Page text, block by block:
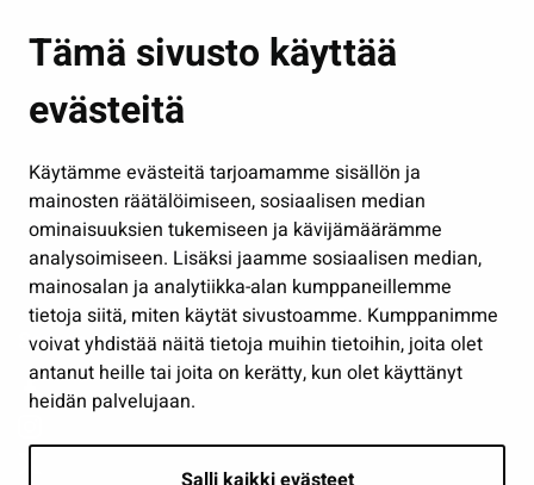
Tämä sivusto käyttää
evästeitä
Käytämme evästeitä tarjoamamme sisällön ja
mainosten räätälöimiseen, sosiaalisen median
ominaisuuksien tukemiseen ja kävijämäärämme
analysoimiseen. Lisäksi jaamme sosiaalisen median,
mainosalan ja analytiikka-alan kumppaneillemme
tietoja siitä, miten käytät sivustoamme. Kumppanimme
voivat yhdistää näitä tietoja muihin tietoihin, joita olet
antanut heille tai joita on kerätty, kun olet käyttänyt
heidän palvelujaan.
Kasvatus ja opetus
Kulttuuri ja liikunta
Työ ja yrittäminen
Osallistu ja asioi
Näytä omat evästeasetukseni
Seuraa meitä